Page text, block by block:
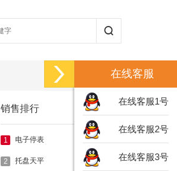
销售排行
1 电子停表
2 托盘天平
在线客服
在线客服1号
在线客服2号
在线客服3号